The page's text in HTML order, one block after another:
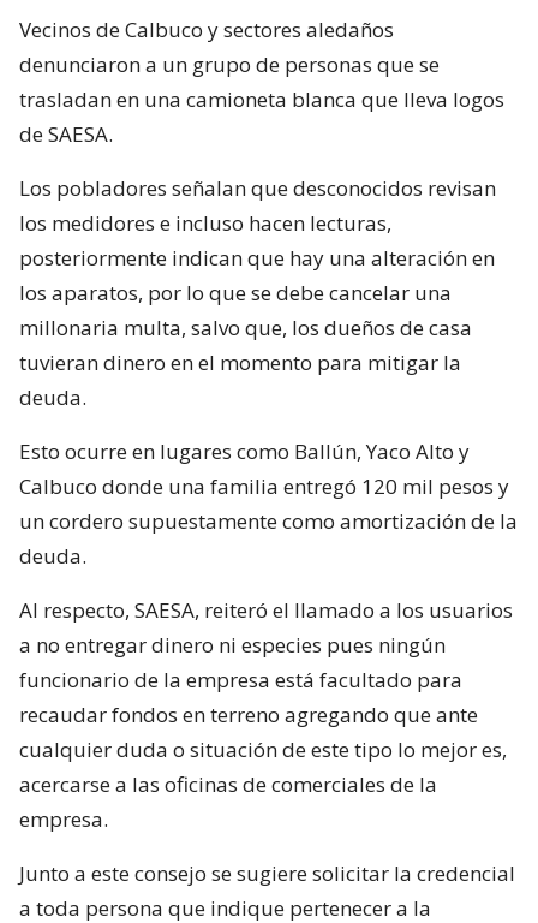
Vecinos de Calbuco y sectores aledaños
denunciaron a un grupo de personas que se
trasladan en una camioneta blanca que lleva logos
de SAESA.
Los pobladores señalan que desconocidos revisan
los medidores e incluso hacen lecturas,
posteriormente indican que hay una alteración en
los aparatos, por lo que se debe cancelar una
millonaria multa, salvo que, los dueños de casa
tuvieran dinero en el momento para mitigar la
deuda.
Esto ocurre en lugares como Ballún, Yaco Alto y
Calbuco donde una familia entregó 120 mil pesos y
un cordero supuestamente como amortización de la
deuda.
Al respecto, SAESA, reiteró el llamado a los usuarios
a no entregar dinero ni especies pues ningún
funcionario de la empresa está facultado para
recaudar fondos en terreno agregando que ante
cualquier duda o situación de este tipo lo mejor es,
acercarse a las oficinas de comerciales de la
empresa.
Junto a este consejo se sugiere solicitar la credencial
a toda persona que indique pertenecer a la